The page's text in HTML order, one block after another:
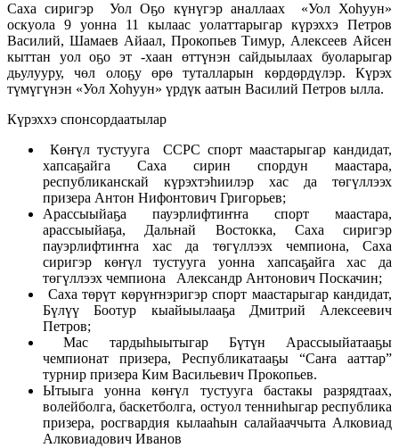
Саха сиригэр Уол Оҕо күнүгэр аналлаах «Уол Хоһуун»
оскуола 9 уонна 11 кылаас уолаттарыгар күрэххэ Петров
Василий, Шамаев Айаал, Прокопьев Тимур, Алексеев Айсен
кыттан уол оҕо эт -хаан өттүнэн сайдыылаах буоларыгар
дьулууру, чөл олоҕу өрө туталларын көрдөрдүлэр. Күрэх
түмүгүнэн «Уол Хоһуун» үрдүк аатын Василий Петров ылла.
Күрэххэ спонсордаатылар
Көҥүл тустууга ССРС спорт маастарыгар кандидат,
хапсаҕайга Саха сирин спордун маастара,
республиканскай күрэхтэһиилэр хас да төгүллээх
призера Антон Нифонтович Григорьев;
Арассыыйаҕа пауэрлифтиҥҥа спорт маастара,
арассыыйаҕа, Дальнай Востокка, Саха сиригэр
пауэрлифтиҥҥа хас да төгүллээх чемпиона, Саха
сиригэр көҥүл тустууга уонна хапсаҕайга хас да
төгүллээх чемпиона Александр Антонович Поскачин;
Саха төрүт көрүҥнэригэр спорт маастарыгар кандидат,
Бүлүү Боотур кыайыылааҕа Дмитрий Алексеевич
Петров;
Мас тардыһыытыгар Бүтүн Арассыыйатааҕы
чемпионат призера, Республикатааҕы “Саҥа ааттар”
турнир призера Ким Васильевич Прокопьев.
Ытыыга уонна көҥүл тустууга бастакы разрядтаах,
волейболга, баскетболга, остуол тенниһыгар республика
призера, росгвардия кылааһын салайааччыта Алковиад
Алковиадович Иванов